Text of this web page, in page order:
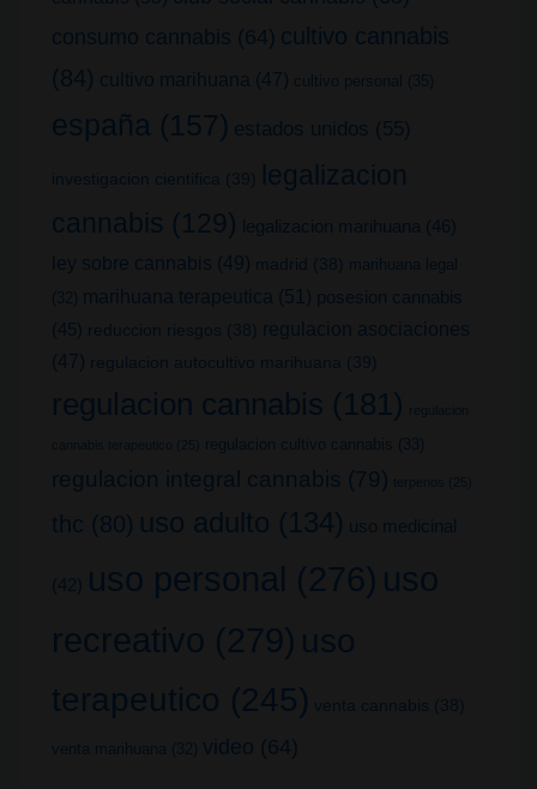
consumo cannabis (64) cultivo cannabis
(84) cultivo marihuana (47) cultivo personal (35)
españa (157) estados unidos (55)
investigacion cientifica (39)
legalizacion
cannabis (129) legalizacion marihuana (46)
ley sobre cannabis (49) madrid (38)
marihuana legal
(32)
marihuana terapeutica (51) posesion cannabis
(45) reduccion riesgos (38)
regulacion asociaciones
(47) regulacion autocultivo marihuana (39)
regulacion cannabis (181) regulacion
cannabis terapeutico (25) regulacion cultivo cannabis (33)
regulacion integral cannabis (79) terpenos (25)
thc (80) uso adulto (134) uso medicinal
(42) uso personal (276) uso
recreativo (279) uso
terapeutico (245) venta cannabis (38)
venta marihuana (32) video (64)